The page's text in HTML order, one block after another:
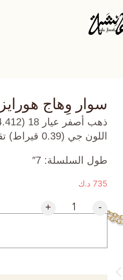
سوار وِهاج
اللون جي (0.39 قيراط) تقريبًا.
طول السلسلة: 7″
735 د.ك
-
+